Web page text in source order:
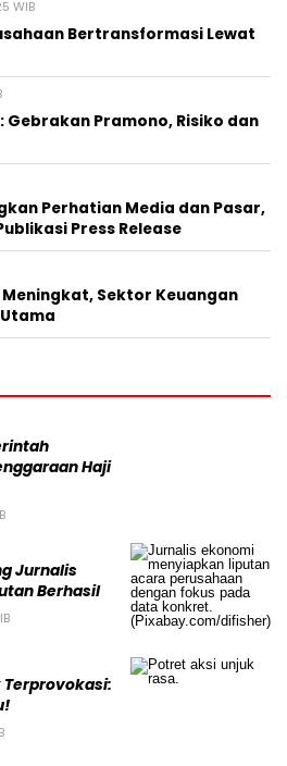
WIB
Bertransformasi Lewat
Gebrakan Pramono, Risiko dan
Perhatian Media dan Pasar,
Press Release
Sektor Keuangan
Haji
Jurnalis
Berhasil
Terprovokasi: